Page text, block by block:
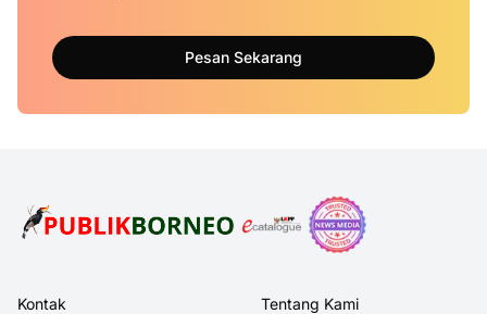
Pesan Sekarang
Kontak Tentang Kami